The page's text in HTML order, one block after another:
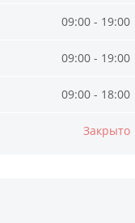
09:00 - 19:00
09:00 - 19:00
09:00 - 18:00
Закрыто